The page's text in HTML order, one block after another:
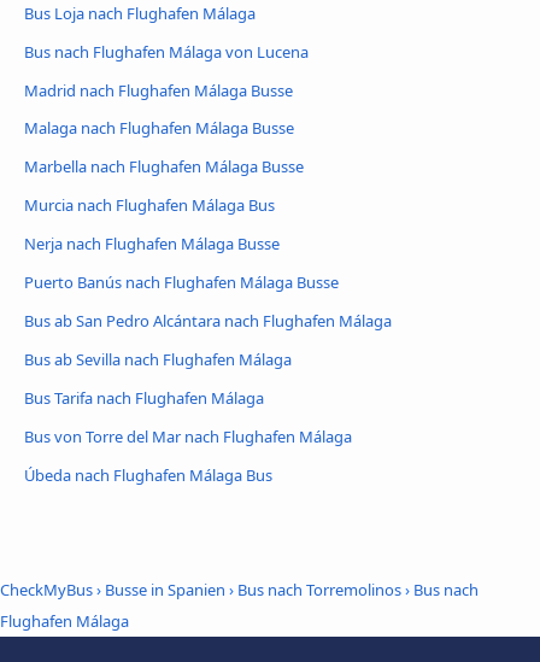
Bus Loja nach Flughafen Málaga
Bus nach Flughafen Málaga von Lucena
Madrid nach Flughafen Málaga Busse
Malaga nach Flughafen Málaga Busse
Marbella nach Flughafen Málaga Busse
Murcia nach Flughafen Málaga Bus
Nerja nach Flughafen Málaga Busse
Puerto Banús nach Flughafen Málaga Busse
Bus ab San Pedro Alcántara nach Flughafen Málaga
Bus ab Sevilla nach Flughafen Málaga
Bus Tarifa nach Flughafen Málaga
Bus von Torre del Mar nach Flughafen Málaga
Úbeda nach Flughafen Málaga Bus
CheckMyBus› Busse in Spanien › Bus nach Torremolinos› Bus nach
Flughafen Málaga